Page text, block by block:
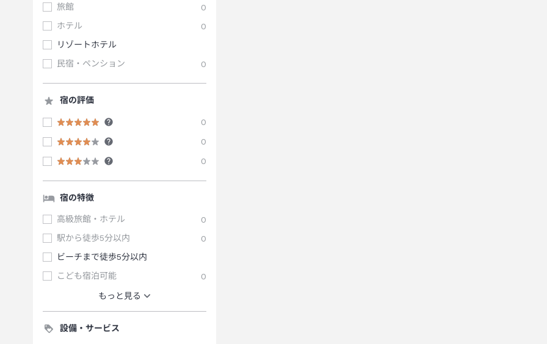
旅館
0
ホテル
0
リゾートホテル
民宿・ペンション
0
宿の評価
0
0
0
宿の特徴
高級旅館・ホテル
0
駅から徒歩5分以内
0
ビーチまで徒歩5分以内
こども宿泊可能
0
もっと見る
設備・サービス